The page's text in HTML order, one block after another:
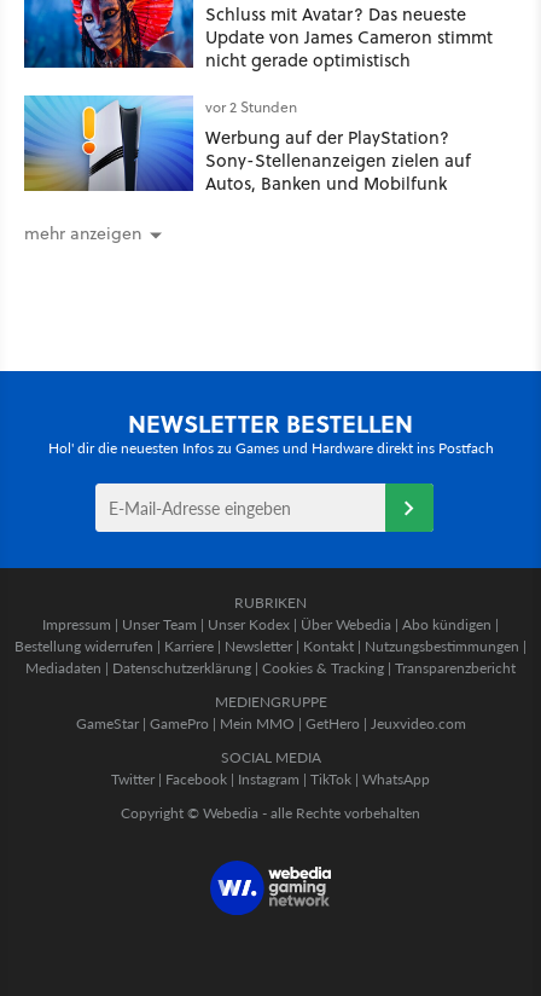
Schluss mit Avatar? Das neueste
Update von James Cameron stimmt
nicht gerade optimistisch
vor 2 Stunden
Werbung auf der PlayStation?
Sony-Stellenanzeigen zielen auf
Autos, Banken und Mobilfunk
mehr anzeigen
NEWSLETTER BESTELLEN
Hol' dir die neuesten Infos zu Games und Hardware direkt ins Postfach
RUBRIKEN
Impressum | Unser Team | Unser Kodex | Über Webedia | Abo kündigen |
Bestellung widerrufen | Karriere | Newsletter | Kontakt | Nutzungsbestimmungen |
Mediadaten | Datenschutzerklärung | Cookies & Tracking | Transparenzbericht
MEDIENGRUPPE
GameStar| GamePro | Mein MMO | GetHero | Jeuxvideo.com
SOCIAL MEDIA
Twitter | Facebook | Instagram | TikTok | WhatsApp
Copyright © Webedia - alle Rechte vorbehalten